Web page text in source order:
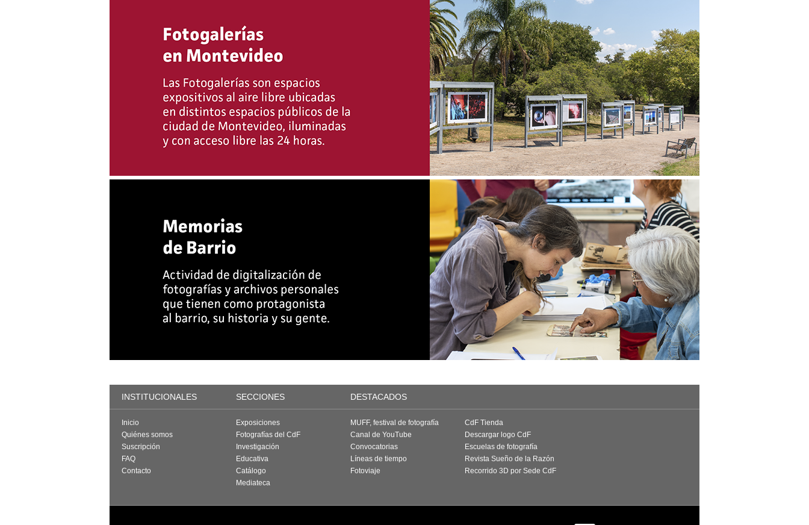
INSTITUCIONALES SECCIONES DESTACADOS
Inicio
Quiénes somos
Suscripción
FAQ
Contacto
Exposiciones
Fotografías del CdF
Investigación
Educativa
Catálogo
Mediateca
MUFF, festival de fotografía
Canal de YouTube
Convocatorias
Líneas de tiempo
Fotoviaje
CdF Tienda
Descargar logo CdF
Escuelas de fotografía
Revista Sueño de la Razón
Recorrido 3D por Sede CdF